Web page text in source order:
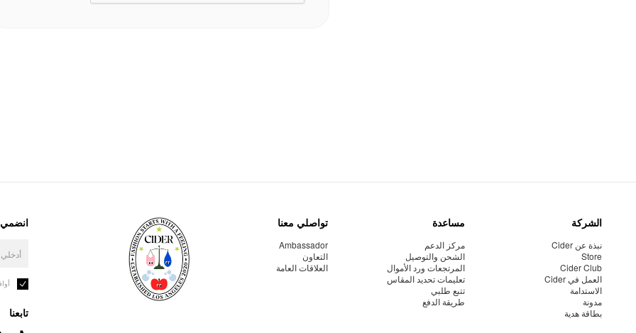
الشركة
نبذة عن Cider
Store
Cider Club
العمل في Cider
الاستدامة
مدونة
بطاقة هدية
مساعدة
مركز الدعم
الشحن والتوصيل
المرتجعات ورد الأموال
تعليمات تحديد المقاس
تتبع طلبي
طريقة الدفع
تواصلي معنا
Ambassador
التعاون
العلاقات العامة
انضمي
تابعنا